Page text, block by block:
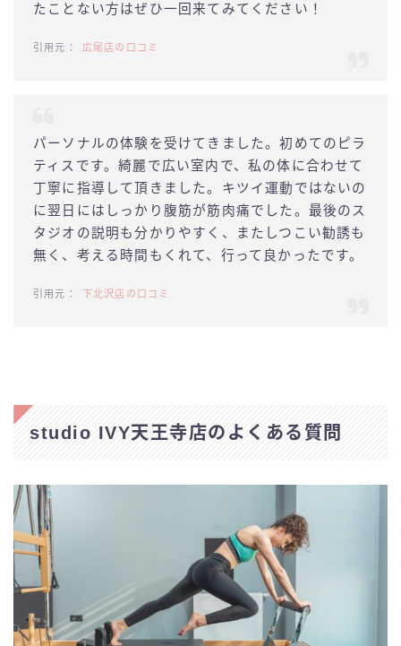
たことない方はぜひ一回来てみてください！
広尾店の口コミ
パーソナルの体験を受けてきました。初めてのピラ
ティスです。綺麗で広い室内で、私の体に合わせて
丁寧に指導して頂きました。キツイ運動ではないの
に翌日にはしっかり腹筋が筋肉痛でした。最後のス
タジオの説明も分かりやすく、またしつこい勧誘も
無く、考える時間もくれて、行って良かったです。
下北沢店の口コミ
studio IVY天王寺店のよくある質問